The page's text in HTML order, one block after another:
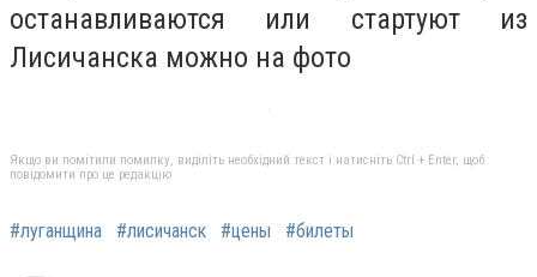
останавливаются или стартуют из
Лисичанска можно на фото
Якщо ви помітили помилку, виділіть необхідний текст і натисніть Ctrl + Enter, щоб
повідомити про це редакцію
#луганщина #лисичанск #цены #билеты